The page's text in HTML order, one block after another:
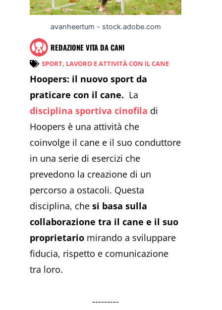
avanheertum - stock.adobe.com
REDAZIONE VITA DA CANI
SPORT, LAVORO E ATTIVITÀ CON IL CANE
Hoopers: il nuovo sport da
praticare con il cane. La
disciplina sportiva cinofila di
Hoopers è una attività che
coinvolge il cane e il suo conduttore
in una serie di esercizi che
prevedono la creazione di un
percorso a ostacoli. Questa
disciplina, che si basa sulla
collaborazione tra il cane e il suo
proprietario mirando a sviluppare
fiducia, rispetto e comunicazione
tra loro.
---------